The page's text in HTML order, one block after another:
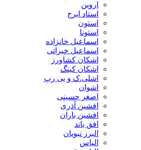
استاد ایرج
اسماعیل خانزاده
اسماعیل خیراتی
اشکان کشاورز
اشکان کینگ
اشلی.ک و بی رپ
اصغر حسینی
افشین آذری
افشین باران
افق باند
البرز نبویان